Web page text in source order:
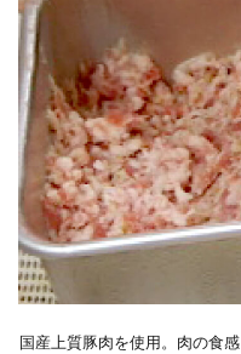
国産上質豚肉を使用。肉の食